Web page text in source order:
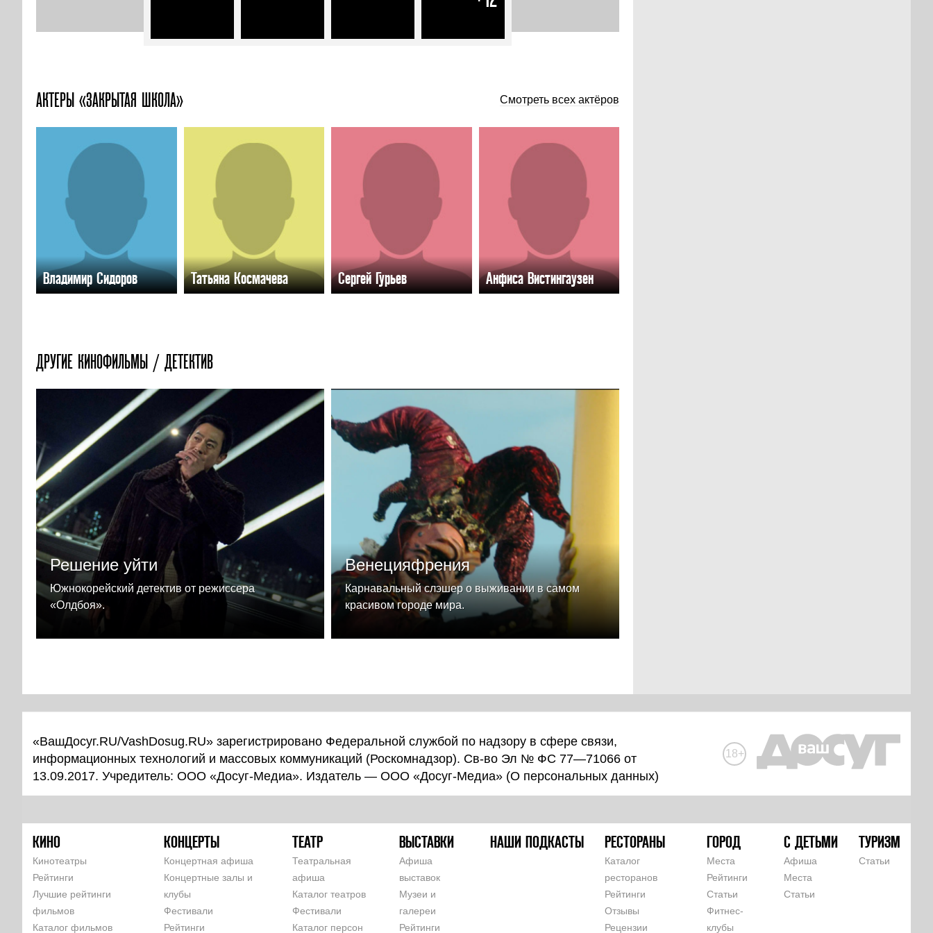
АКТЕРЫ «ЗАКРЫТАЯ ШКОЛА» Смотреть всех актёров
Владимир Сидоров Татьяна Космачева Сергей Гурьев Анфиса Вистингаузен
ДРУГИЕ КИНОФИЛЬМЫ / ДЕТЕКТИВ
Решение уйти
Южнокорейский детектив от режиссера
«Олдбоя».
Венецияфрения
Карнавальный слэшер о выживании в самом
красивом городе мира.
«ВашДосуг.RU/VashDosug.RU» зарегистрировано Федеральной службой по надзору в сфере связи,
информационных технологий и массовых коммуникаций (Роскомнадзор). Св-во Эл № ФС 77—71066 от
13.09.2017. Учредитель: ООО «Досуг-Медиа». Издатель — ООО «Досуг-Медиа» (О персональных данных)
18+
КИНО
Кинотеатры
Рейтинги
Лучшие рейтинги
фильмов
Каталог фильмов
КОНЦЕРТЫ
Концертная афиша
Концертные залы и
клубы
Фестивали
Рейтинги
ТЕАТР
Театральная
афиша
Каталог театров
Фестивали
Каталог персон
ВЫСТАВКИ
Афиша
выставок
Музеи и
галереи
Рейтинги
НАШИ ПОДКАСТЫ РЕСТОРАНЫ
Каталог
ресторанов
Рейтинги
Отзывы
Рецензии
ГОРОД
Места
Рейтинги
Статьи
Фитнес-
клубы
С ДЕТЬМИ
Афиша
Места
Статьи
ТУРИЗМ
Статьи